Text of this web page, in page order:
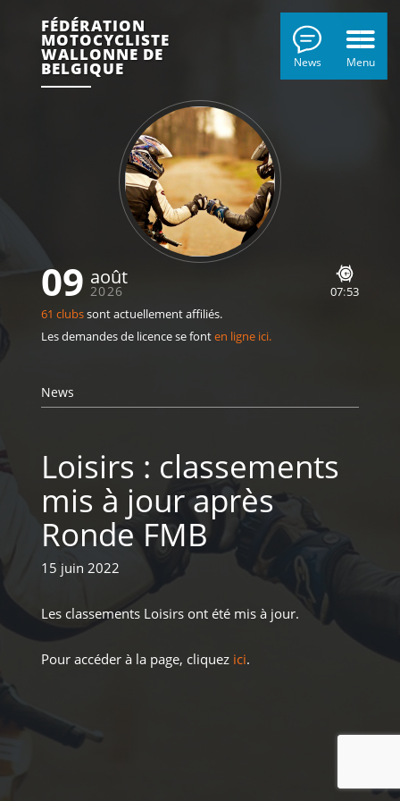
Menu
News
FÉDÉRATION
MOTOCYCLISTE
WALLONNE DE
BELGIQUE
09 août
2026 07 53
61 clubssont actuellement affiliés.
Les demandes de licence se fonten ligne ici.
News
Loisirs : classements
mis à jour après
Ronde FMB
15 juin 2022
Les classements Loisirs ont été mis à jour.
Pour accéder à la page, cliquez ici.